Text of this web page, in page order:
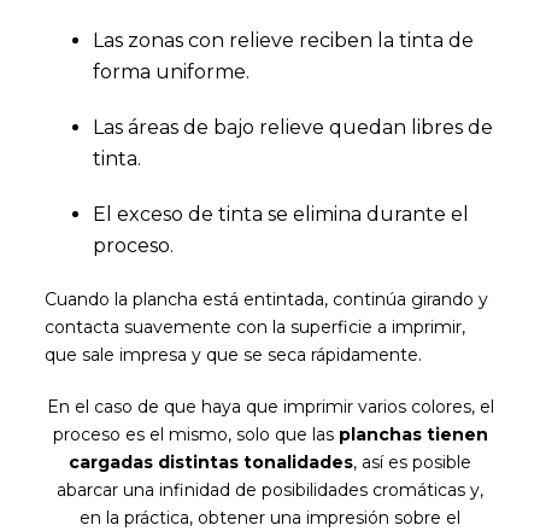
Las zonas con relieve reciben la tinta de
forma uniforme.
Las áreas de bajo relieve quedan libres de
tinta.
El exceso de tinta se elimina durante el
proceso.
Cuando la plancha está entintada, continúa girando y
contacta suavemente con la superficie a imprimir,
que sale impresa y que se seca rápidamente.
En el caso de que haya que imprimir varios colores, el
proceso es el mismo, solo que las planchas tienen
cargadas distintas tonalidades, así es posible
abarcar una infinidad de posibilidades cromáticas y,
en la práctica, obtener una impresión sobre el